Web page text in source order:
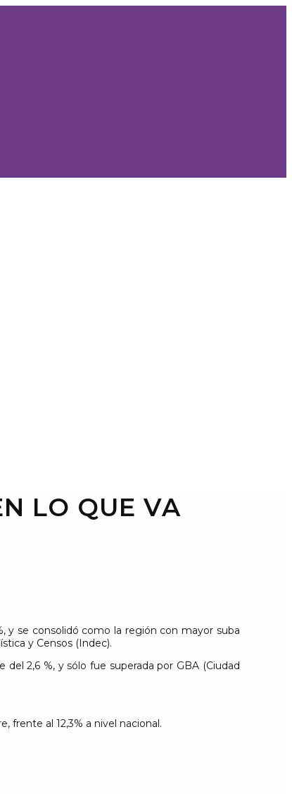
LO QUE VA
y se consolidó como la región con mayor suba
y Censos (Indec).
2,6 %, y sólo fue superada por GBA (Ciudad
frente al 12,3% a nivel nacional.